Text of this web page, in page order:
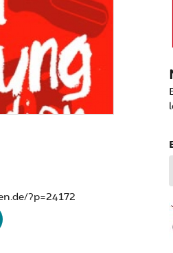
?p=24172